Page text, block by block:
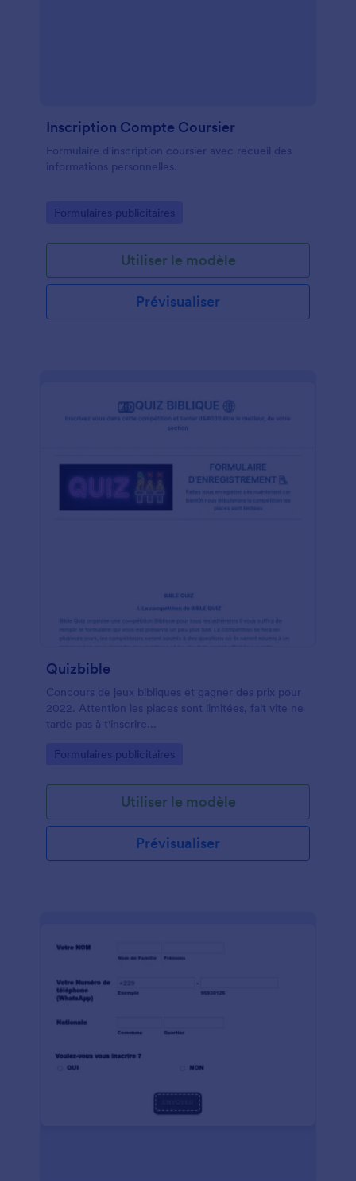
Inscription Compte Coursier
Formulaire d'inscription coursier avec recueil des
informations personnelles.
Go to Category:
Formulaires publicitaires
Utiliser le modèle
Prévisualiser
Quizbible
Concours de jeux bibliques et gagner des prix pour
2022. Attention les places sont limitées, fait vite ne
tarde pas à t'inscrire...
Go to Category:
Formulaires publicitaires
Utiliser le modèle
Prévisualiser